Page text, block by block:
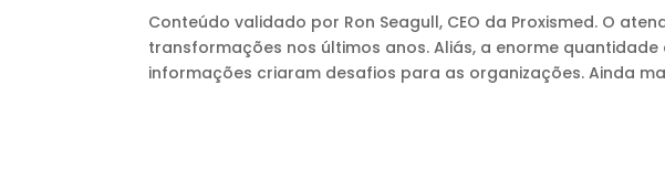
Conteúdo validado por Ron Seagull, CEO da Proxismed. O
transformações nos últimos anos. Aliás, a enorme
informações criaram desafios para as organizações. Ainda